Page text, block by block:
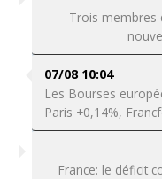
Trois membres
07/08 10:04
Les Bourses
Paris +0,14%,
France: le déficit